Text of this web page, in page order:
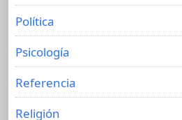
Política
Psicología
Referencia
Religión